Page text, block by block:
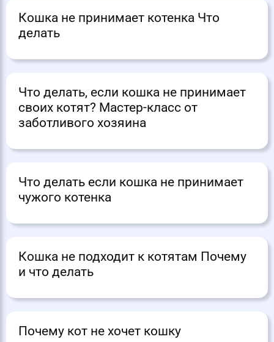
Кошка не принимает котенка Что
делать
Что делать, если кошка не принимает
своих котят? Мастер-класс от
заботливого хозяина
Что делать если кошка не принимает
чужого котенка
Кошка не подходит к котятам Почему
и что делать
Почему кот не хочет кошку